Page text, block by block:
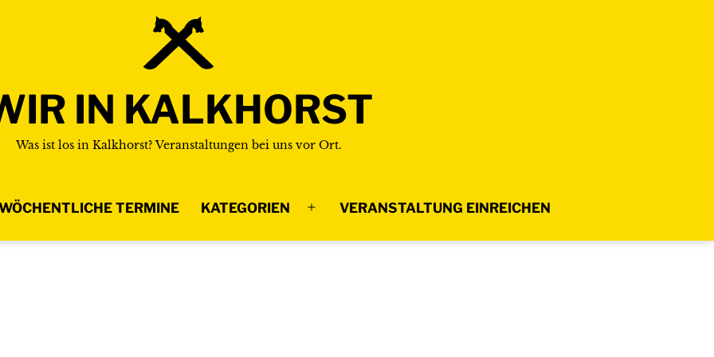
IN KALKHORST
Was ist los in Kalkhorst? Veranstaltungen bei uns vor Ort.
TERMINE KATEGORIEN
Menü VERANSTALTUNG EINREICHEN